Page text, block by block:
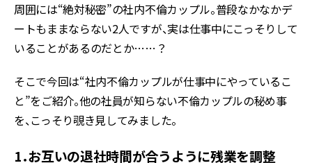
周囲には“絶対秘密”の社内不倫カップル。普段なかなかデ
ートもままならない2人ですが、実は仕事中にこっそりして
いることがあるのだとか……？
そこで今回は“社内不倫カップルが仕事中にやっているこ
と”をご紹介。他の社員が知らない不倫カップルの秘め事
を、こっそり覗き見してみました。
1．お互いの退社時間が合うように残業を調整